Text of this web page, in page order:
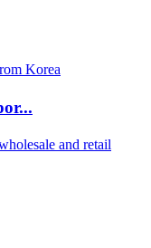
and retail